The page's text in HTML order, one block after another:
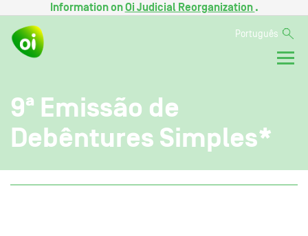
Information onOi Judicial Reorganization .
Português
9ª Emissão de
Debêntures Simples*